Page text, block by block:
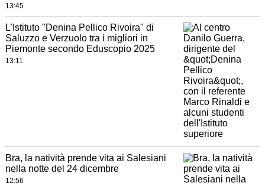
13:45
L’Istituto "Denina Pellico Rivoira" di
Saluzzo e Verzuolo tra i migliori in
Piemonte secondo Eduscopio 2025
13:11
Bra, la natività prende vita ai Salesiani
nella notte del 24 dicembre
12:56